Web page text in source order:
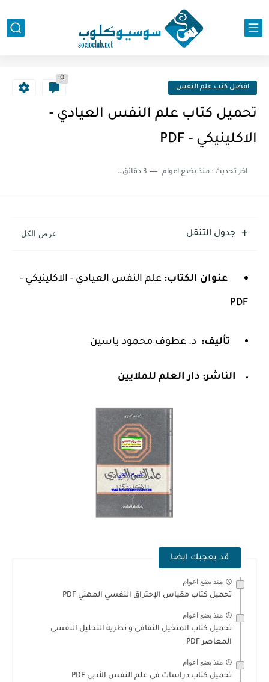
افضل كتب علم النفس
0
تحميل كتاب علم النفس العيادي -
الاكلينيكي - PDF
اخر تحديث :منذ بضع اعوام 3 دقائق للقراءة
جدول التنقل
عنوان الكتاب:علم النفس العيادي - الاكلينيكي -
PDF
تأليف: د. عطوف محمود ياسين
الناشر: دار العلم للملايين
قد يعجبك ايضا
منذ بضع اعوام
تحميل كتاب مقياس الإحتراق النفسي المهني PDF
منذ بضع اعوام
تحميل كتاب المتخيل الثقافي و نظرية التحليل النفسي
المعاصر PDF
منذ بضع اعوام
تحميل كتاب دراسات في علم النفس الأدبي PDF